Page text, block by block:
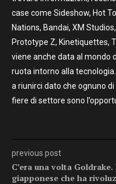
case come Sideshow, Hot
Nations, Bandai, XM
Prototype Z, Kinetiquettes,
viene anche data al mondo
ruota intorno alla
a riunirci dato che ognuno
fiere di settore sono
previous post
C’era una volta
giapponese che ha